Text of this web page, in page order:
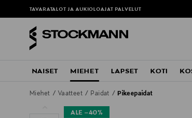
TAVARATALOT JA AUKIOLOAJAT PALVELUT
NAISET MIEHET LAPSET KOTI
Miehet Vaatteet Paidat Pikeepaidat
ALE –40%